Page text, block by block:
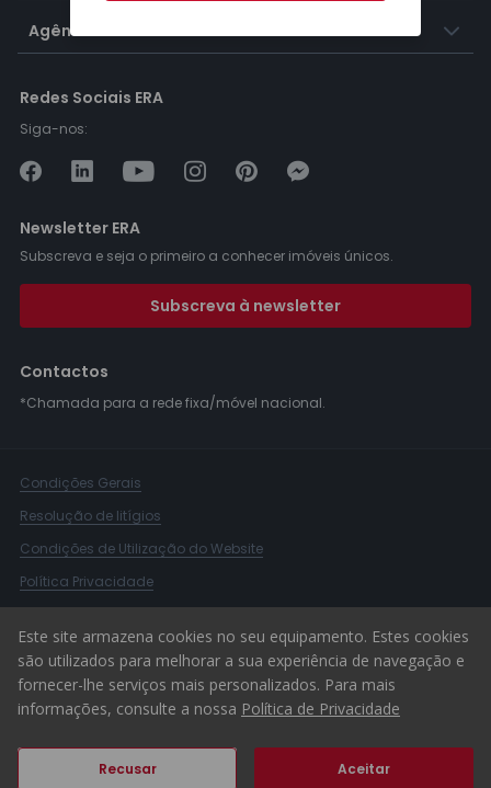
Agências ERA
Redes Sociais ERA
Siga-nos:
Newsletter ERA
Subscreva e seja o primeiro a conhecer imóveis únicos.
Subscreva à newsletter
Contactos
*Chamada para a rede fixa/móvel nacional.
Condições Gerais
Resolução de litígios
Condições de Utilização do Website
Política Privacidade
Canal de Denúncias
© 2026 ERA Portugal
Este site armazena cookies no seu equipamento. Estes cookies
são utilizados para melhorar a sua experiência de navegação e
fornecer-lhe serviços mais personalizados. Para mais
informações, consulte a nossa Política de Privacidade
Recusar Aceitar